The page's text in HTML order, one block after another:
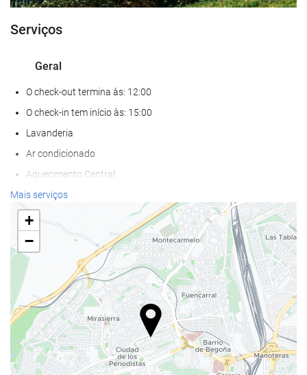
Serviços
Geral
O check-out termina às: 12:00
O check-in tem início às: 15:00
Lavanderia
Ar condicionado
Aquecimento Central
Elevador
Acesso para deficientes fisicos
Quartos para não fumantes
Proibido fumar em todo o hotel
Não admite animais
Alimentação e bebidas
Restaurante
Restaurante à la carte
Mais serviços
+
−